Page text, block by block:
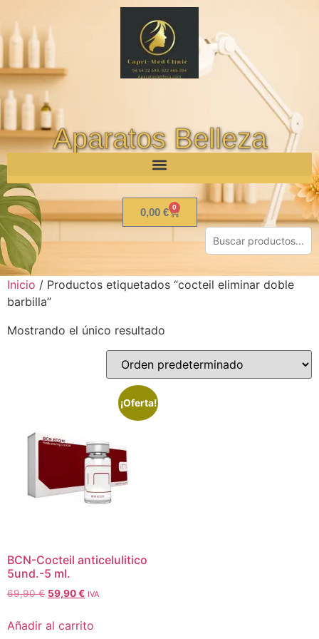
Aparatos Belleza
0,00 € 0
Inicio / Productos etiquetados “cocteil eliminar doble
barbilla”
Mostrando el único resultado
¡Oferta!
BCN-Cocteil anticelulitico
5und.-5 ml.
69,90€ 59,90€ IVA
Añadir al carrito